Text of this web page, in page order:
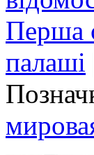
Перша
палаші